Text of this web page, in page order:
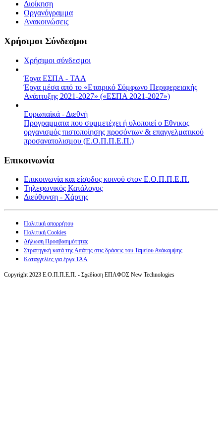
Διοίκηση
Οργανόγραμμα
Ανακοινώσεις
Χρήσιμοι Σύνδεσμοι
Χρήσιμοι σύνδεσμοι
Έργα ΕΣΠΑ - ΤΑΑ
Έργα μέσα από το «Εταιρικό Σύμφωνο Περιφερειακής
Ανάπτυξης 2021-2027» («ΕΣΠΑ 2021-2027»)
Ευρωπαϊκά - Διεθνή
Προγραμματα που συμμετέχει ή υλοποιεί ο Εθνικος
οργανισμός πιστοποίησης προσόντων & επαγγελματικού
προσανατολισμου (Ε.Ο.Π.Π.Ε.Π.)
Επικοινωνία
Επικοινωνία και είσοδος κοινού στον Ε.Ο.Π.Π.Ε.Π.
Τηλεφωνικός Κατάλογος
Διεύθυνση - Χάρτης
Πολιτική απορρήτου
Πολιτική Cookies
Δήλωση Προσβασιμότητας
Στρατηγική κατά της Απάτης στις δράσεις του Ταμείου Ανάκαμψης
Καταγγελίες για έργα ΤΑΑ
Copyright 2023 Ε.Ο.Π.Π.Ε.Π. - Σχεδίαση ΕΠΑΦΟΣ New Technologies